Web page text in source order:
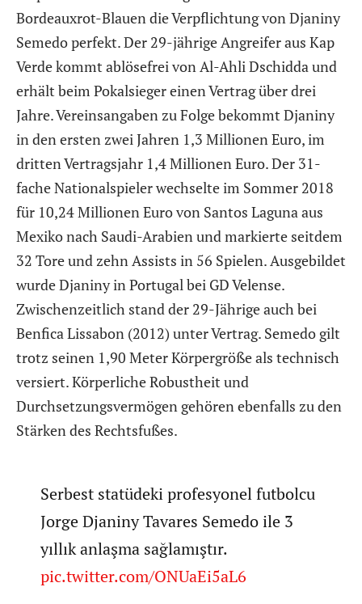
Bordeauxrot-Blauen die Verpflichtung von Djaniny
Semedo perfekt. Der 29-jährige Angreifer aus Kap
Verde kommt ablösefrei von Al-Ahli Dschidda und
erhält beim Pokalsieger einen Vertrag über drei
Jahre. Vereinsangaben zu Folge bekommt Djaniny
in den ersten zwei Jahren 1,3 Millionen Euro, im
dritten Vertragsjahr 1,4 Millionen Euro. Der 31-
fache Nationalspieler wechselte im Sommer 2018
für 10,24 Millionen Euro von Santos Laguna aus
Mexiko nach Saudi-Arabien und markierte seitdem
32 Tore und zehn Assists in 56 Spielen. Ausgebildet
wurde Djaniny in Portugal bei GD Velense.
Zwischenzeitlich stand der 29-Jährige auch bei
Benfica Lissabon (2012) unter Vertrag. Semedo gilt
trotz seinen 1,90 Meter Körpergröße als technisch
versiert. Körperliche Robustheit und
Durchsetzungsvermögen gehören ebenfalls zu den
Stärken des Rechtsfußes.
Serbest statüdeki profesyonel futbolcu
Jorge Djaniny Tavares Semedo ile 3
yıllık anlaşma sağlamıştır.
pic.twitter.com/ONUaEi5aL6